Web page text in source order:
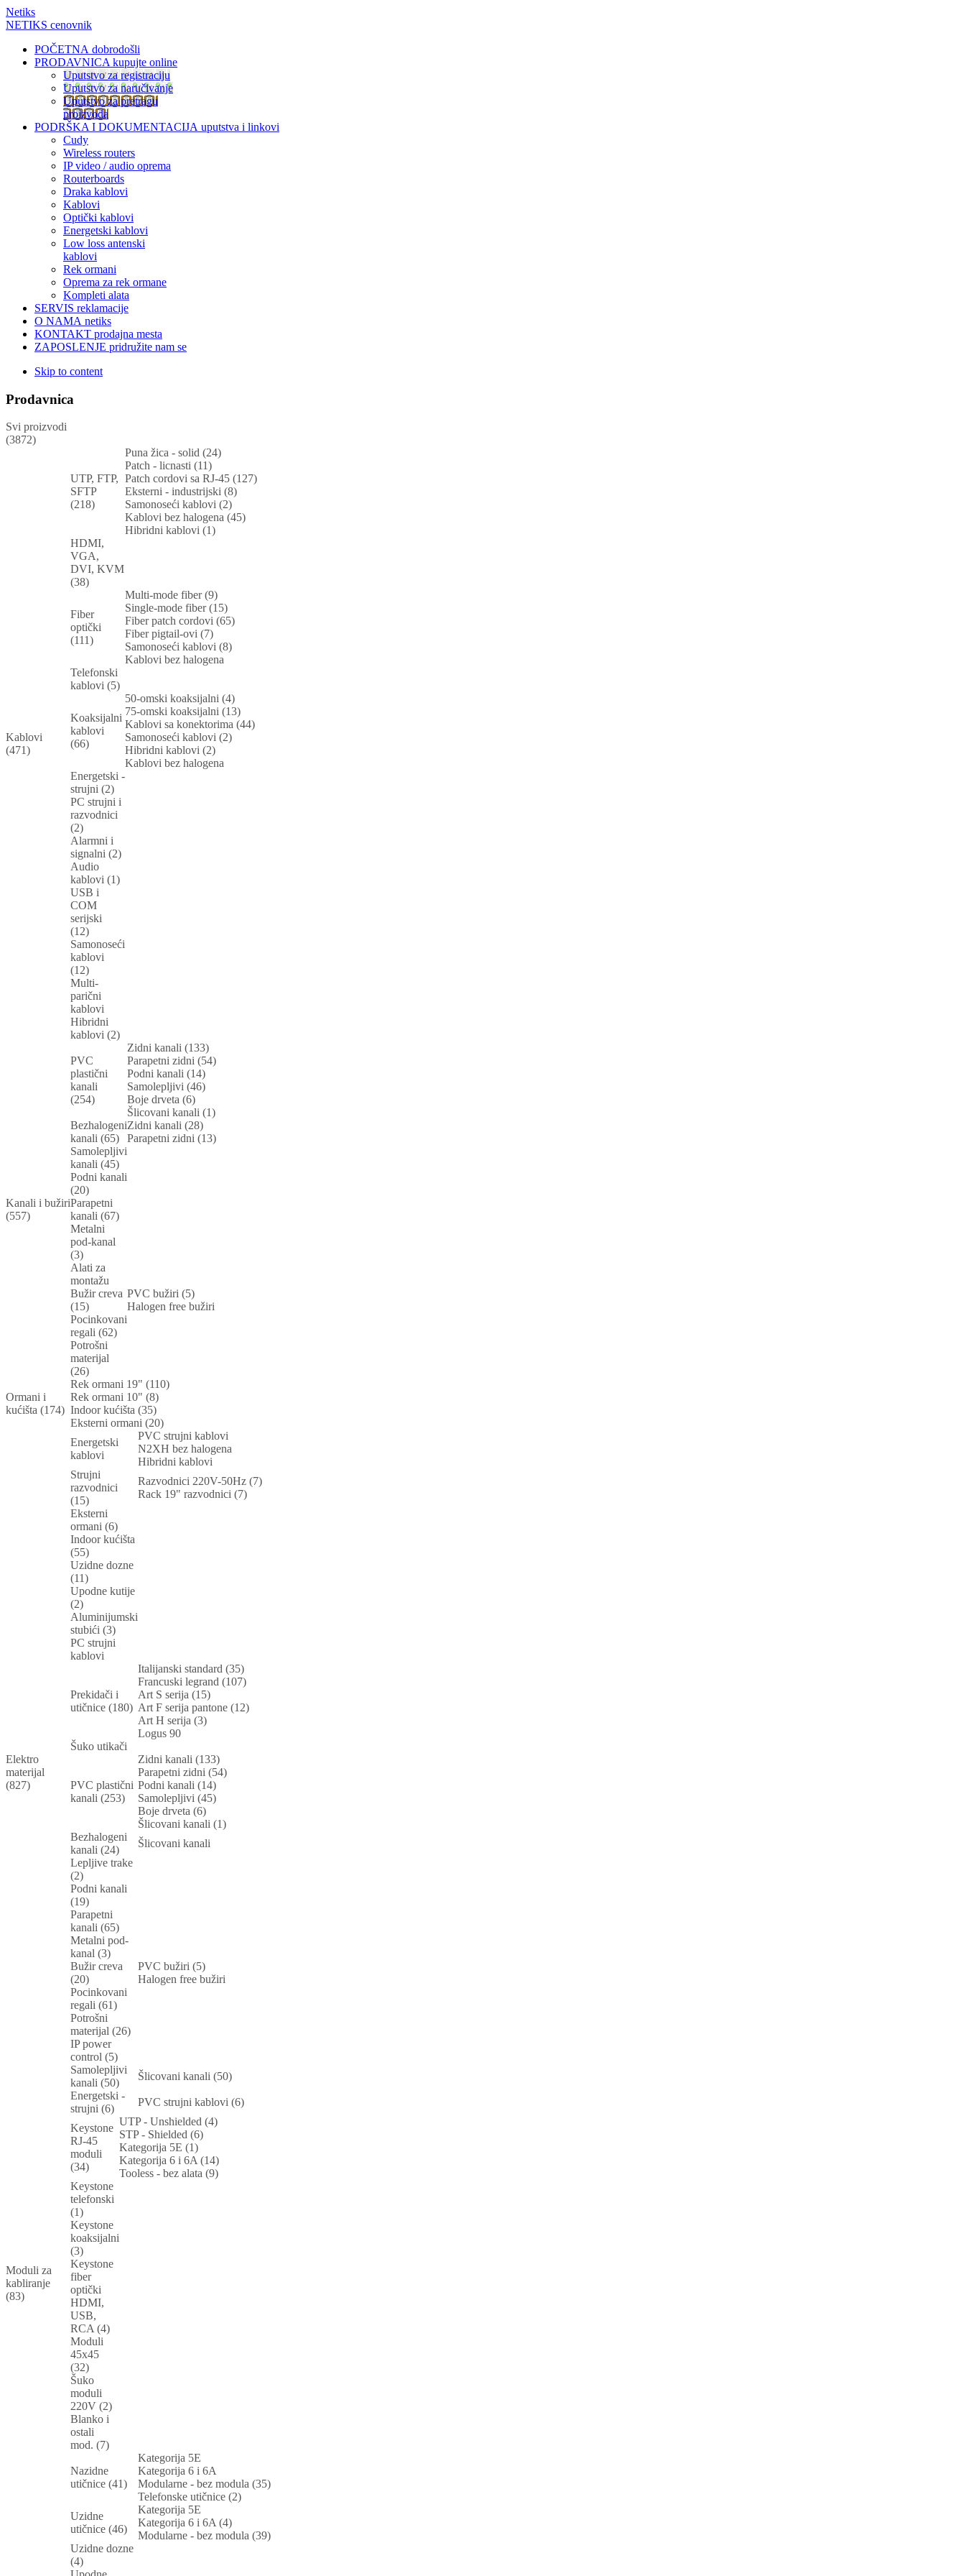
Netiks
NETIKS cenovnik
POČETNA dobrodošli
PRODAVNICA kupujte online
Uputstvo za registraciju
Uputstvo za naručivanje
Uputstvo za pretragu
proizvoda
PODRŠKA I DOKUMENTACIJA uputstva i linkovi
Cudy
Wireless routers
IP video / audio oprema
Routerboards
Draka kablovi
Kablovi
Optički kablovi
Energetski kablovi
Low loss antenski
kablovi
Rek ormani
Oprema za rek ormane
Kompleti alata
SERVIS reklamacije
O NAMA netiks
KONTAKT prodajna mesta
ZAPOSLENJE pridružite nam se
Skip to content
Prodavnica
Svi proizvodi
(3872)
Kablovi
(471)
UTP, FTP,
SFTP
(218)
Puna žica - solid (24)
Patch - licnasti (11)
Patch cordovi sa RJ-45 (127)
Eksterni - industrijski (8)
Samonoseći kablovi (2)
Kablovi bez halogena (45)
Hibridni kablovi (1)
HDMI,
VGA,
DVI, KVM
(38)
Fiber
optički
(111)
Multi-mode fiber (9)
Single-mode fiber (15)
Fiber patch cordovi (65)
Fiber pigtail-ovi (7)
Samonoseći kablovi (8)
Kablovi bez halogena
Telefonski
kablovi (5)
Koaksijalni
kablovi
(66)
50-omski koaksijalni (4)
75-omski koaksijalni (13)
Kablovi sa konektorima (44)
Samonoseći kablovi (2)
Hibridni kablovi (2)
Kablovi bez halogena
Energetski -
strujni (2)
PC strujni i
razvodnici
(2)
Alarmni i
signalni (2)
Audio
kablovi (1)
USB i
COM
serijski
(12)
Samonoseći
kablovi
(12)
Multi-
parični
kablovi
Hibridni
kablovi (2)
Kanali i bužiri
(557)
PVC
plastični
kanali
(254)
Zidni kanali (133)
Parapetni zidni (54)
Podni kanali (14)
Samolepljivi (46)
Boje drveta (6)
Šlicovani kanali (1)
Bezhalogeni
kanali (65)
Zidni kanali (28)
Parapetni zidni (13)
Samolepljivi
kanali (45)
Podni kanali
(20)
Parapetni
kanali (67)
Metalni
pod-kanal
(3)
Alati za
montažu
Bužir creva
(15)
PVC bužiri (5)
Halogen free bužiri
Pocinkovani
regali (62)
Potrošni
materijal
(26)
Ormani i
kućišta (174)
Rek ormani 19" (110)
Rek ormani 10" (8)
Indoor kućišta (35)
Eksterni ormani (20)
Elektro
materijal
(827)
Energetski
kablovi
PVC strujni kablovi
N2XH bez halogena
Hibridni kablovi
Strujni
razvodnici
(15)
Razvodnici 220V-50Hz (7)
Rack 19" razvodnici (7)
Eksterni
ormani (6)
Indoor kućišta
(55)
Uzidne dozne
(11)
Upodne kutije
(2)
Aluminijumski
stubići (3)
PC strujni
kablovi
Prekidači i
utičnice (180)
Italijanski standard (35)
Francuski legrand (107)
Art S serija (15)
Art F serija pantone (12)
Art H serija (3)
Logus 90
Šuko utikači
PVC plastični
kanali (253)
Zidni kanali (133)
Parapetni zidni (54)
Podni kanali (14)
Samolepljivi (45)
Boje drveta (6)
Šlicovani kanali (1)
Bezhalogeni
kanali (24)
Šlicovani kanali
Lepljive trake
(2)
Podni kanali
(19)
Parapetni
kanali (65)
Metalni pod-
kanal (3)
Bužir creva
(20)
PVC bužiri (5)
Halogen free bužiri
Pocinkovani
regali (61)
Potrošni
materijal (26)
IP power
control (5)
Samolepljivi
kanali (50)
Šlicovani kanali (50)
Energetski -
strujni (6)
PVC strujni kablovi (6)
Moduli za
kabliranje
(83)
Keystone
RJ-45
moduli
(34)
UTP - Unshielded (4)
STP - Shielded (6)
Kategorija 5E (1)
Kategorija 6 i 6A (14)
Tooless - bez alata (9)
Keystone
telefonski
(1)
Keystone
koaksijalni
(3)
Keystone
fiber
optički
HDMI,
USB,
RCA (4)
Moduli
45x45
(32)
Šuko
moduli
220V (2)
Blanko i
ostali
mod. (7)
Nazidne
utičnice (41)
Kategorija 5E
Kategorija 6 i 6A
Modularne - bez modula (35)
Telefonske utičnice (2)
Uzidne
utičnice (46)
Kategorija 5E
Kategorija 6 i 6A (4)
Modularne - bez modula (39)
Uzidne dozne
(4)